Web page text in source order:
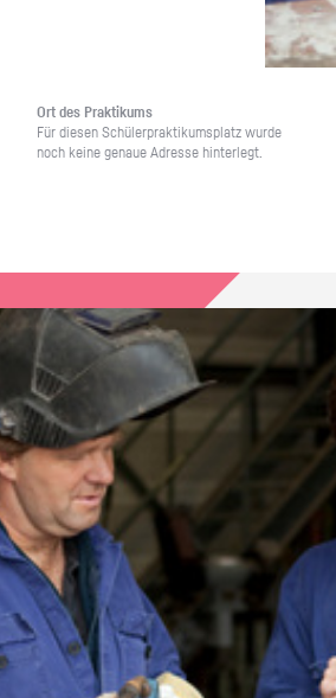
Ort des Prak­ti­kums
Für die­sen Schü­ler­prak­ti­kums­platz wurde
noch keine ge­naue Adres­se hin­ter­legt.